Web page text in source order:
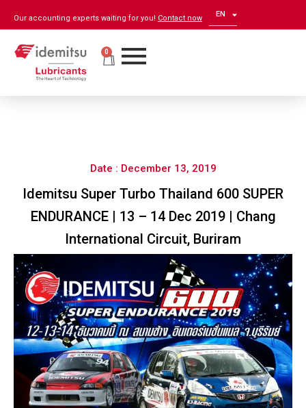
Our accounting experts waiting for you! Contact now EN
ZH
0
Date : December 13, 2019
Idemitsu Super Turbo Thailand 600 SUPER
ENDURANCE | 13 – 14 Dec 2019 | Chang
International Circuit, Buriram